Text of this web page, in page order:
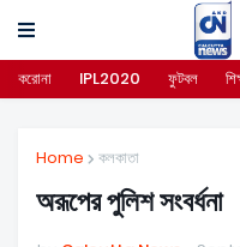
করোনা IPL2020 ফুটবল
Home কলকাতা
অরূপের পুলিশ সংবর্ধনা